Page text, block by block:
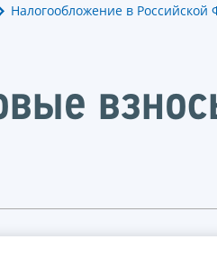
Налогообложение в Российской